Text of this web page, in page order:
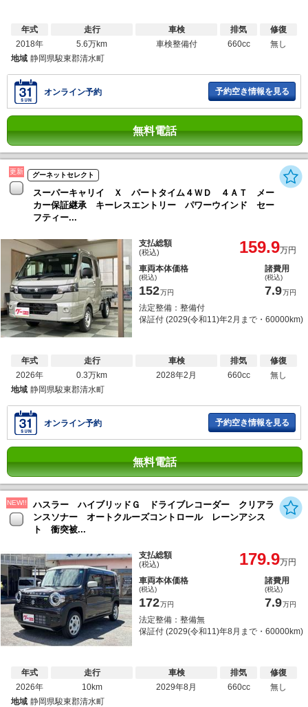
年式
2018年
走行
5.6万km
車検
車検整備付
排気
660cc
修復
無し
地域 静岡県駿東郡清水町
オンライン予約 予約空き情報を見る
無料電話
更新 グーネットセレクト
スーパーキャリイ Ｘ パートタイム４ＷＤ ４ＡＴ メー
カー保証継承 キーレスエントリー パワーウインド セー
フティー...
支払総額
(税込) 159.9万円
車両本体価格
(税込)
152万円
諸費用
(税込)
7.9万円
法定整備：整備付
保証付 (2029(令和11)年2月まで・60000km)
年式
2026年
走行
0.3万km
車検
2028年2月
排気
660cc
修復
無し
地域 静岡県駿東郡清水町
オンライン予約 予約空き情報を見る
無料電話
NEW!!
ハスラー ハイブリッドＧ ドライブレコーダー クリアラ
ンスソナー オートクルーズコントロール レーンアシス
ト 衝突被...
支払総額
(税込) 179.9万円
車両本体価格
(税込)
172万円
諸費用
(税込)
7.9万円
法定整備：整備無
保証付 (2029(令和11)年8月まで・60000km)
年式
2026年
走行
10km
車検
2029年8月
排気
660cc
修復
無し
地域 静岡県駿東郡清水町